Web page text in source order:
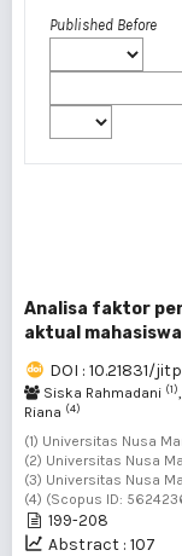
Published Before
Analisa faktor
aktual
DOI : 10.21831/
Siska Rahmadani (1)
Riana (4)
(1) Universitas Nusa
(2) Universitas Nusa
(3) Universitas Nusa
(4) (Scopus ID:
199-208
Abstract : 107